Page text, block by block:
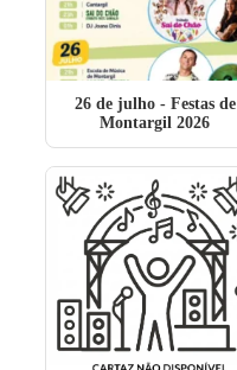
26 de julho- Festas de
Montargil 2026